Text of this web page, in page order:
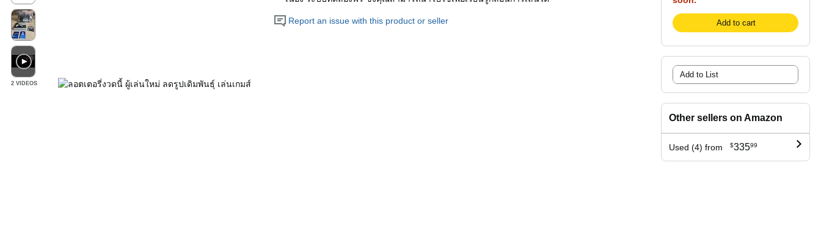
Add to cart
Add to List
Other sellers on Amazon
Used (4) from $33599
2 VIDEOS
Report an issue with this product or seller